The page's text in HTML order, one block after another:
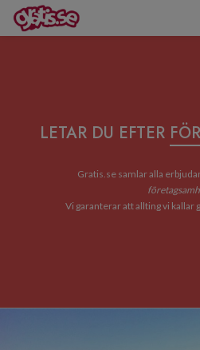
LETAR DU EFTER
Gratis.se samlar alla
Vi garanterar att allting vi kallar